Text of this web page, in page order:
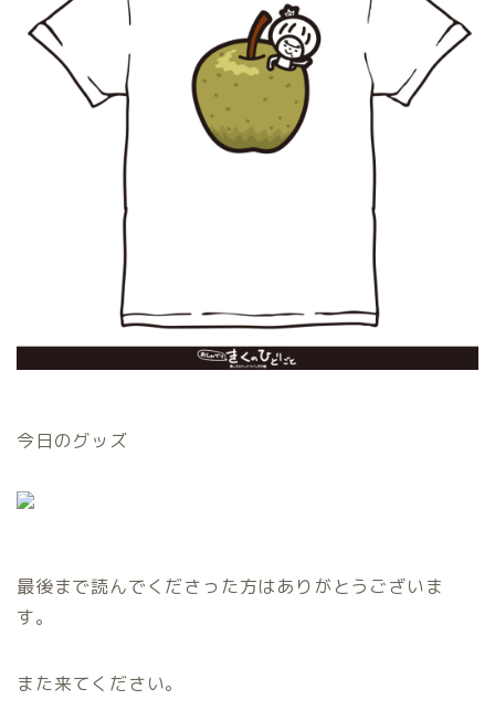
今日のグッズ
最後まで読んでくださった方はありがとうございま
す。
また来てください。